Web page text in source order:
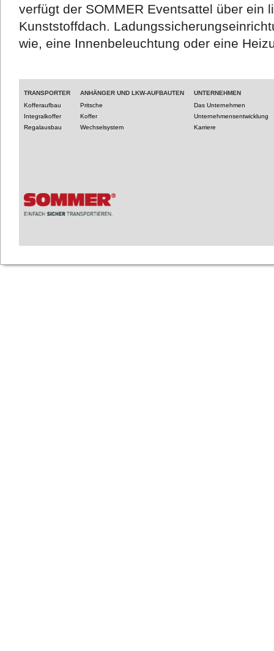
verfügt der SOMMER Eventsattel über ein
Kunststoffdach.
wie, eine Innenbeleuchtung oder eine
TRANSPORTER
Kofferaufbau
Integralkoffer
Regalausbau
ANHÄNGER UND LKW-AUFBAUTEN
Pritsche
Koffer
Wechselsystem
UNTERNEHMEN
Das Unternehmen
Unternehmensentwicklung
Karriere